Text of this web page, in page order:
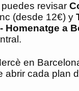
revisar
(desde 12€) y
Homenatge a
en
cada plan